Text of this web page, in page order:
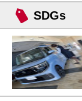
SDGs